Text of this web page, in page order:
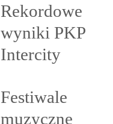
Rekordowe
wyniki PKP
Intercity
Festiwale
muzyczne